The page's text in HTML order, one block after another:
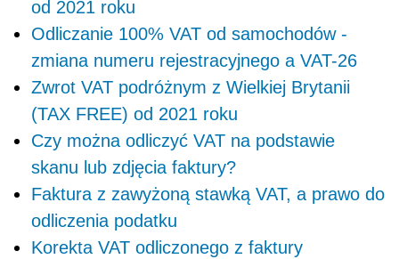
od 2021 roku
Odliczanie 100% VAT od samochodów -
zmiana numeru rejestracyjnego a VAT-26
Zwrot VAT podróżnym z Wielkiej Brytanii
(TAX FREE) od 2021 roku
Czy można odliczyć VAT na podstawie
skanu lub zdjęcia faktury?
Faktura z zawyżoną stawką VAT, a prawo do
odliczenia podatku
Korekta VAT odliczonego z faktury